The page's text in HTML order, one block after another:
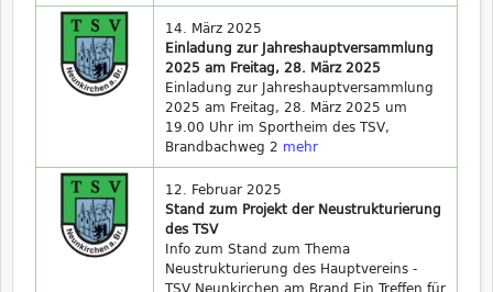
14. März 2025
Einladung zur Jahreshauptversammlung
2025 am Freitag, 28. März 2025
Einladung zur Jahreshauptversammlung
2025 am Freitag, 28. März 2025 um
19.00 Uhr im Sportheim des TSV,
Brandbachweg 2 mehr
12. Februar 2025
Stand zum Projekt der Neustrukturierung
des TSV
Info zum Stand zum Thema
Neustrukturierung des Hauptvereins -